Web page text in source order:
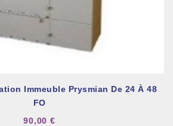
Immeuble Prysmian De 24 À 48
FO
90,00 €